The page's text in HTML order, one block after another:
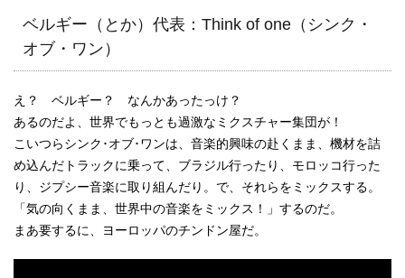
ベルギー（とか）代表：Think of one（シンク・
オブ・ワン）
え？ ベルギー？ なんかあったっけ？
あるのだよ、世界でもっとも過激なミクスチャー集団が！
こいつらシンク･オブ･ワンは、音楽的興味の赴くまま、機材を詰
め込んだトラックに乗って、ブラジル行ったり、モロッコ行った
り、ジプシー音楽に取り組んだり。で、それらをミックスする。
「気の向くまま、世界中の音楽をミックス！」するのだ。
まあ要するに、ヨーロッパのチンドン屋だ。